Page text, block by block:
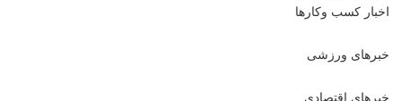
اخبار کسب وکارها
خبرهای ورزشی
خبرهای اقتصادی